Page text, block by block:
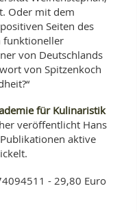
Oder mit dem
Seiten des
funktioneller
von Deutschlands
von Spitzenkoch
für Kulinaristik
veröffentlicht Hans
aktive
- 29,80 Euro